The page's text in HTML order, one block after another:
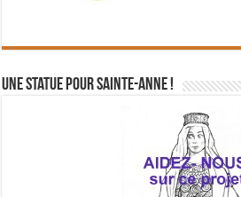
Une statue pour Sainte-Anne !